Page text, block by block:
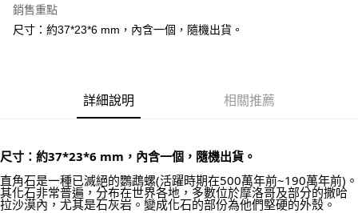
7-11取貨付款
每筆NT$80，滿NT$3,000(含以上)免運費
銷售重點
尺寸：約37*23*6 mm，內含一個，隨機出貨。
詳細說明 相關推薦
尺寸：約37*23*6 mm，內含一個，隨機出貨。
直角石是一種已滅絕的鸚鵡螺(活躍時期在500萬年前~190萬年前)。
其化石非常普遍，分布在世界各地，多數位於摩洛哥及部分的撒哈
拉沙漠內，尤其是石灰岩。變成化石的部份為他們堅硬的外殼。